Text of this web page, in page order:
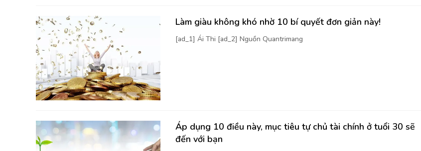
Làm giàu không khó nhờ 10 bí quyết đơn giản này!
[ad_1] Ái Thi [ad_2] Nguồn Quantrimang
Áp dụng 10 điều này, mục tiêu tự chủ tài chính ở tuổi 30 sẽ
đến với bạn